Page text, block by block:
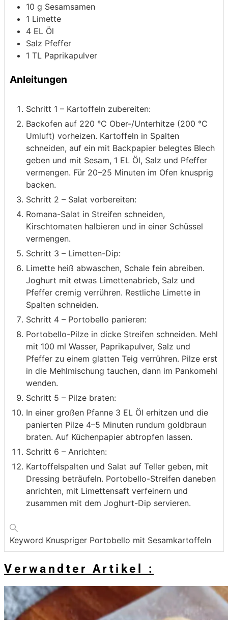
10 g Sesamsamen
1 Limette
4 EL Öl
Salz Pfeffer
1 TL Paprikapulver
Anleitungen
Schritt 1 – Kartoffeln zubereiten:
Backofen auf 220 °C Ober-/Unterhitze (200 °C
Umluft) vorheizen. Kartoffeln in Spalten
schneiden, auf ein mit Backpapier belegtes Blech
geben und mit Sesam, 1 EL Öl, Salz und Pfeffer
vermengen. Für 20–25 Minuten im Ofen knusprig
backen.
Schritt 2 – Salat vorbereiten:
Romana-Salat in Streifen schneiden,
Kirschtomaten halbieren und in einer Schüssel
vermengen.
Schritt 3 – Limetten-Dip:
Limette heiß abwaschen, Schale fein abreiben.
Joghurt mit etwas Limettenabrieb, Salz und
Pfeffer cremig verrühren. Restliche Limette in
Spalten schneiden.
Schritt 4 – Portobello panieren:
Portobello-Pilze in dicke Streifen schneiden. Mehl
mit 100 ml Wasser, Paprikapulver, Salz und
Pfeffer zu einem glatten Teig verrühren. Pilze erst
in die Mehlmischung tauchen, dann im Pankomehl
wenden.
Schritt 5 – Pilze braten:
In einer großen Pfanne 3 EL Öl erhitzen und die
panierten Pilze 4–5 Minuten rundum goldbraun
braten. Auf Küchenpapier abtropfen lassen.
Schritt 6 – Anrichten:
Kartoffelspalten und Salat auf Teller geben, mit
Dressing beträufeln. Portobello-Streifen daneben
anrichten, mit Limettensaft verfeinern und
zusammen mit dem Joghurt-Dip servieren.
Keyword Knuspriger Portobello mit Sesamkartoffeln
Verwandter Artikel :